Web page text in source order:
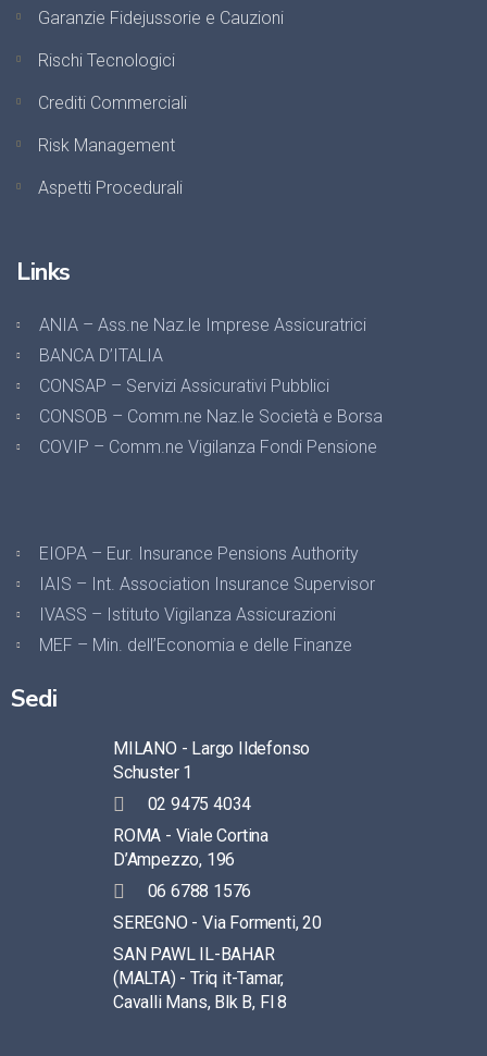
Garanzie Fidejussorie e Cauzioni
Rischi Tecnologici
Crediti Commerciali
Risk Management
Aspetti Procedurali
Links
ANIA – Ass.ne Naz.le Imprese Assicuratrici
BANCA D’ITALIA
CONSAP – Servizi Assicurativi Pubblici
CONSOB – Comm.ne Naz.le Società e Borsa
COVIP – Comm.ne Vigilanza Fondi Pensione
EIOPA – Eur. Insurance Pensions Authority
IAIS – Int. Association Insurance Supervisor
IVASS – Istituto Vigilanza Assicurazioni
MEF – Min. dell’Economia e delle Finanze
Sedi
MILANO - Largo Ildefonso
Schuster 1
02 9475 4034
ROMA - Viale Cortina
D’Ampezzo, 196
06 6788 1576
SEREGNO - Via Formenti, 20
SAN PAWL IL-BAHAR
(MALTA) - Triq it-Tamar,
Cavalli Mans, Blk B, Fl 8